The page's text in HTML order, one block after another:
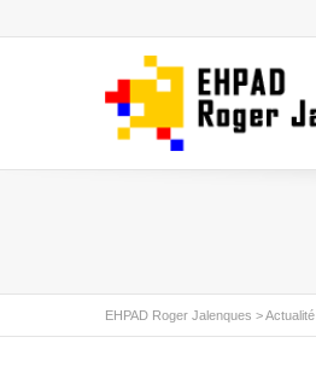
EHPAD Roger Jalenques >Actualité